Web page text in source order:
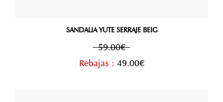
SANDALIA YUTE SERRAJE BEIG
59.00€
Rebajas : 49.00€